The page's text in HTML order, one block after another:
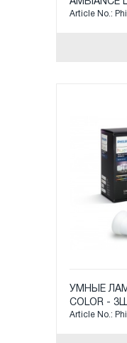
AMBIANCE
Article No.:
УМНЫЕ
COLOR -
6500K,
Article No.: